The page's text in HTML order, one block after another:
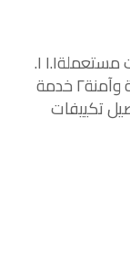
محتوي الصفحة١ خدمة توصيل تكييفات مستعملة١.١ ١.
خبرة موثوقة١.١.١ ٢. خدمة توصيل سريعة وآمنة٢ خدمة
تكييفات